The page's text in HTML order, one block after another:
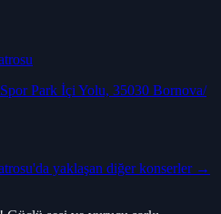
Park İçi Yolu, 35030 Bornova/
'da yaklaşan diğer konserler →